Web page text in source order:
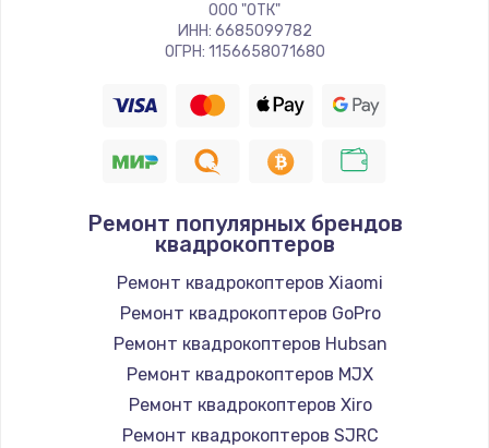
ООО "ОТК"
ИНН: 6685099782
ОГРН: 1156658071680
Ремонт популярных брендов
квадрокоптеров
Ремонт квадрокоптеров Xiaomi
Ремонт квадрокоптеров GoPro
Ремонт квадрокоптеров Hubsan
Ремонт квадрокоптеров MJX
Ремонт квадрокоптеров Xiro
Ремонт квадрокоптеров SJRC